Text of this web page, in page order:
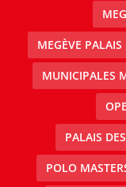
MEGÈVE PALAIS
MUNICIPALES
PALAIS
POLO